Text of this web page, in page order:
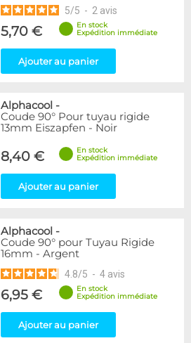
5/5 - 2 avis
5,70 €
En stock
Expédition immédiate
Ajouter au panier
Alphacool -
Coude 90° Pour tuyau rigide
13mm Eiszapfen - Noir
8,40 €
En stock
Expédition immédiate
Ajouter au panier
Alphacool -
Coude 90° pour Tuyau Rigide
16mm - Argent
4.8/5 - 4 avis
6,95 €
En stock
Expédition immédiate
Ajouter au panier